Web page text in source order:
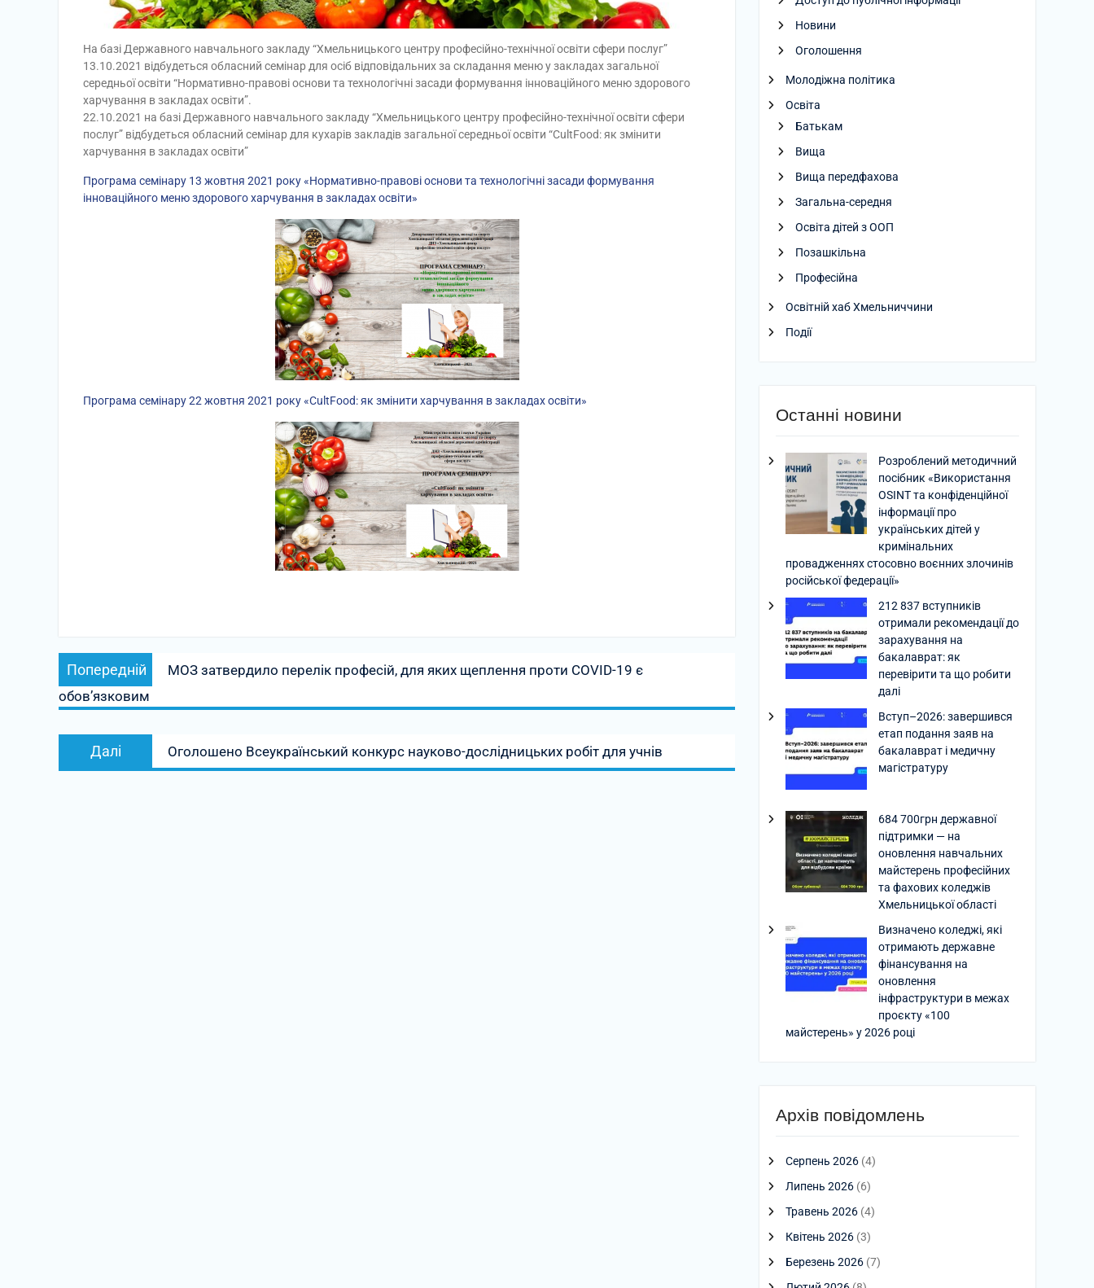
На базі Державного навчального закладу “Хмельницького центру професійно-технічної освіти сфери послуг”
13.10.2021 відбудеться обласний семінар для осіб відповідальних за складання меню у закладах загальної
середньої освіти “Нормативно-правові основи та технологічні засади формування інноваційного меню здорового
харчування в закладах освіти”.
22.10.2021 на базі Державного навчального закладу “Хмельницького центру професійно-технічної освіти сфери
послуг” відбудеться обласний семінар для кухарів закладів загальної середньої освіти “CultFood: як змінити
харчування в закладах освіти”
Програма семінару 13 жовтня 2021 року «Нормативно-правові основи та технологічні засади формування
інноваційного меню здорового харчування в закладах освіти»
Програма семінару 22 жовтня 2021 року «CultFood: як змінити харчування в закладах освіти»
Навігація
записів
Попередній
запис:
МОЗ затвердило перелік професій, для яких щеплення проти COVID-19 є
обов’язковим
Далі
запис:
Оголошено Всеукраїнський конкурс науково-дослідницьких робіт для учнів
Новини
Оголошення
Молодіжна політика
Освіта
Батькам
Вища
Вища передфахова
Загальна-середня
Освіта дітей з ООП
Позашкільна
Професійна
Освітній хаб Хмельниччини
Події
Останні новини
Розроблений методичний
посібник «Використання
OSINT та конфіденційної
інформації про
українських дітей у
кримінальних
провадженнях стосовно воєнних злочинів
російської федерації»
212 837 вступників
отримали рекомендації до
зарахування на
бакалаврат: як
перевірити та що робити
далі
Вступ–2026: завершився
етап подання заяв на
бакалаврат і медичну
магістратуру
684 700грн державної
підтримки — на
оновлення навчальних
майстерень професійних
та фахових коледжів
Хмельницької області
Визначено коледжі, які
отримають державне
фінансування на
оновлення
інфраструктури в межах
проєкту «100
майстерень» у 2026 році
Архів повідомлень
Серпень 2026 (4)
Липень 2026 (6)
Травень 2026 (4)
Квітень 2026 (3)
Березень 2026 (7)